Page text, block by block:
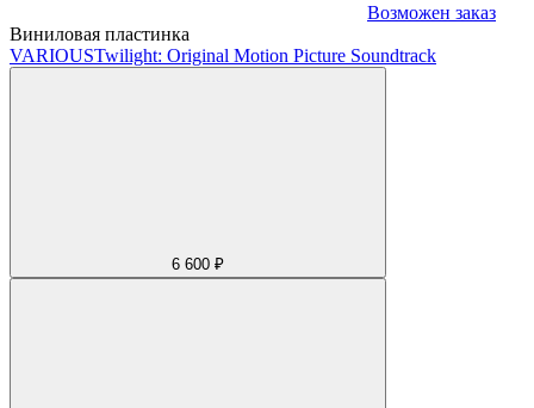
Возможен заказ
Виниловая пластинка
VARIOUSTwilight: Original Motion Picture Soundtrack
6 600 ₽